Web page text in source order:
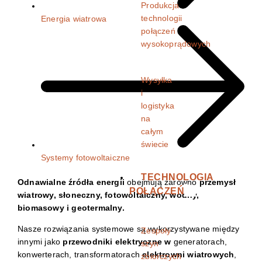
Produkcja
technologii
połączeń
wysokoprądowych
Wysyłka
i
logistyka
na
całym
świecie
TECHNOLOGIA
POŁĄCZEŃ
Zespoły
szyn
zbiorczych
Energia wiatrowa
Systemy fotowoltaiczne
Odnawialne źródła energii obejmują zarównoprzemysł
wiatrowy, słoneczny, fotowoltaiczny, wodny,
biomasowy i geotermalny.
Nasze rozwiązania systemowe są wykorzystywane między
innymi jako przewodniki elektryczne w generatorach,
konwerterach, transformatorachelektrowni wiatrowych